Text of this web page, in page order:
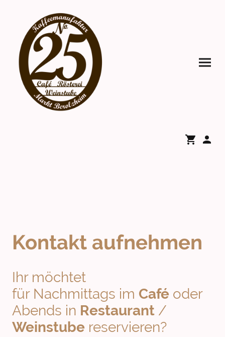
Kontakt aufnehmen
Ihr möchtet
für Nachmittags im Café oder
Abends in Restaurant /
Weinstube reservieren?